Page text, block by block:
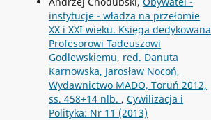
instytucje - władza na przełomie
XX i XXI wieku. Księga dedykowana
Profesorowi Tadeuszowi
Godlewskiemu, red. Danuta
Karnowska, Jarosław Nocoń,
Wydawnictwo MADO, Toruń 2012,
ss. 458+14 nlb. , Cywilizacja i
Polityka: Nr 11 (2013)